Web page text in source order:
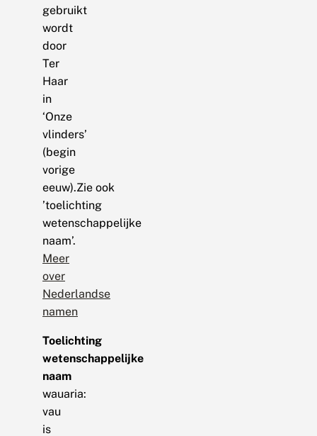
gebruikt
wordt
door
Ter
Haar
in
‘Onze
vlinders’
(begin
vorige
eeuw).Zie ook
’toelichting
wetenschappelijke
naam’.
Meer
over
Nederlandse
namen
Toelichting
wetenschappelijke
naam
wauaria:
vau
is